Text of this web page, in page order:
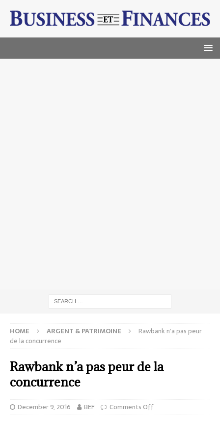
HOME ARGENT & PATRIMOINE
Rawbank n’a pas peur
de la concurrence
Rawbank n’a pas peur de la
concurrence
December 9, 2016 BEF Comments Off